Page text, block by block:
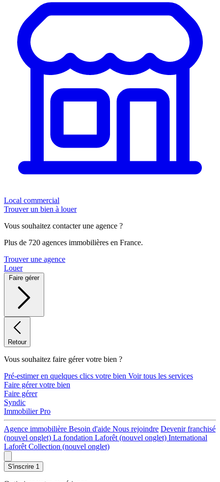
Local commercial
Trouver un bien à louer
Vous souhaitez contacter une agence ?
Plus de 720 agences immobilières en France.
Trouver une agence
Louer
Faire gérer
Retour
Vous souhaitez faire gérer votre bien ?
Pré-estimer en quelques clics votre bien Voir tous les services
Faire gérer votre bien
Faire gérer
Syndic
Immobilier Pro
Agence immobilière Besoin d'aide Nous rejoindre Devenir franchisé
(nouvel onglet) La fondation Laforêt (nouvel onglet) International
Laforêt Collection (nouvel onglet)
S'inscrire 1